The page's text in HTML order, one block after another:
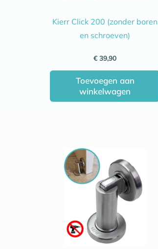
Kierr Click 200 (zonder boren
en schroeven)
€ 39,90
Toevoegen aan
winkelwagen